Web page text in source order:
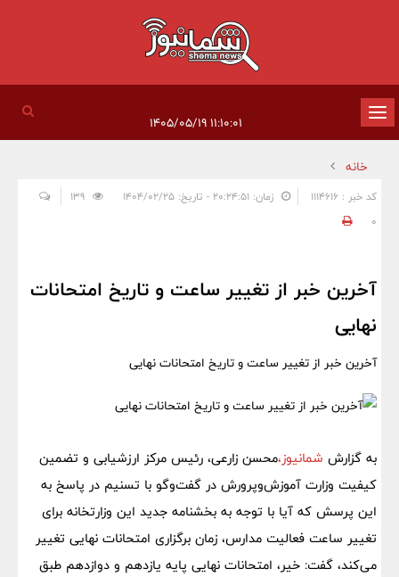
تغییر
وضعیت
ناوبری
خانه
کد خبر : 1114616 زمان: ۲۰:۲۴:۵۱ - تاریخ: ۱۴۰۴/۰۲/۲۵
0
آخرین خبر از تغییر ساعت و تاریخ امتحانات
نهایی
آخرین خبر از تغییر ساعت و تاریخ امتحانات نهایی
به گزارش شمانیوز،محسن زارعی، رئیس مرکز ارزشیابی و تضمین
کیفیت وزارت آموزش‌وپرورش در گفت‌و‌گو با تسنیم در پاسخ به
این پرسش که آیا با توجه به بخشنامه جدید این وزارتخانه برای
تغییر ساعت فعالیت مدارس، زمان برگزاری امتحانات نهایی تغییر
می‌کند، گفت: خیر، امتحانات نهایی پایه یازدهم و دوازدهم طبق